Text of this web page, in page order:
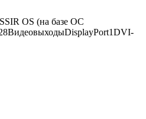
OS (на базе ОС